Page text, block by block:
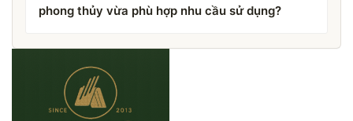
phong thủy vừa phù hợp nhu cầu sử dụng?